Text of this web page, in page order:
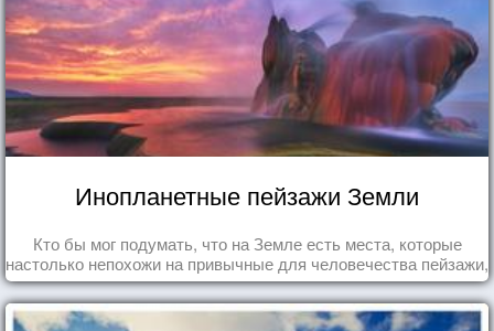
Инопланетные пейзажи Земли
Кто бы мог подумать, что на Земле есть места, которые
настолько непохожи на привычные для человечества пейзажи,
что кажутся и вовсе инопланетными!